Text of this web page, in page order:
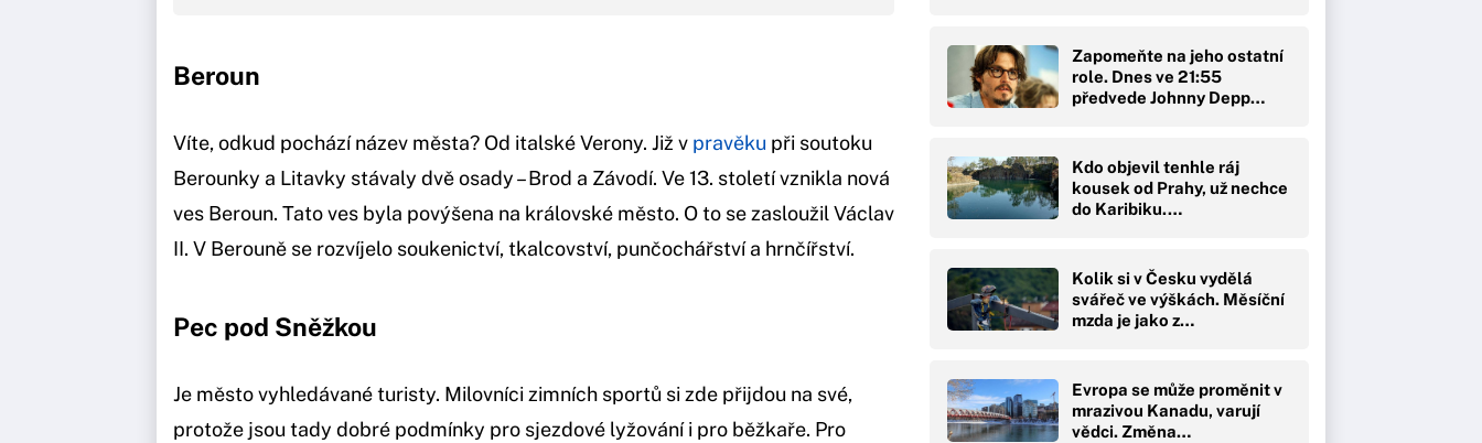
Beroun
Víte, odkud pochází název města? Od italské Verony. Již v pravěku při soutoku
Berounky a Litavky stávaly dvě osady – Brod a Závodí. Ve 13. století vznikla nová
ves Beroun. Tato ves byla povýšena na královské město. O to se zasloužil Václav
II. V Berouně se rozvíjelo soukenictví, tkalcovství, punčochářství a hrnčířství.
Pec pod Sněžkou
Je město vyhledávané turisty. Milovníci zimních sportů si zde přijdou na své,
protože jsou tady dobré podmínky pro sjezdové lyžování i pro běžkaře. Pro
Zapomeňte na jeho ostatní
role. Dnes ve 21:55
předvede Johnny Depp…
Kdo objevil tenhle ráj
kousek od Prahy, už nechce
do Karibiku.…
Kolik si v Česku vydělá
svářeč ve výškách. Měsíční
mzda je jako z…
Evropa se může proměnit v
mrazivou Kanadu, varují
vědci. Změna…